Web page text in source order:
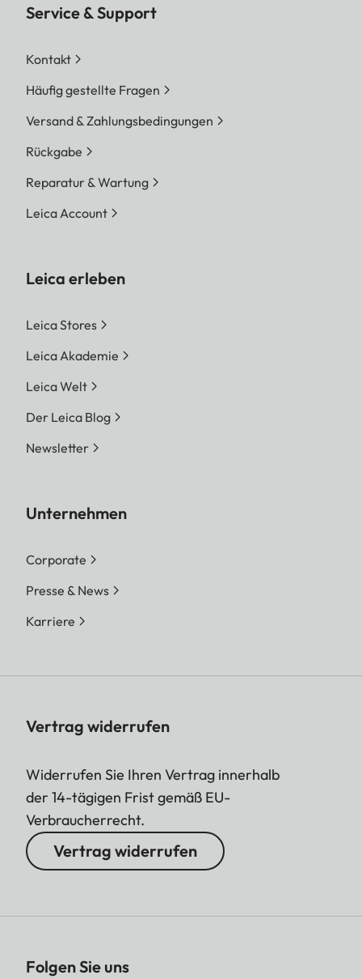
Service & Support
Kontakt
Häufig gestellte Fragen
Versand & Zahlungsbedingungen
Rückgabe
Reparatur & Wartung
Leica Account
Leica erleben
Leica Stores
Leica Akademie
Leica Welt
Der Leica Blog
Newsletter
Unternehmen
Corporate
Presse & News
Karriere
Vertrag widerrufen
Widerrufen Sie Ihren Vertrag innerhalb
der 14-tägigen Frist gemäß EU-
Verbraucherrecht.
Vertrag widerrufen
Folgen Sie uns